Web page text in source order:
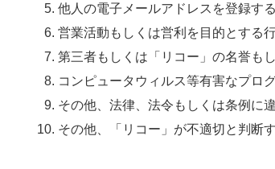
他人の電子メールアドレスを登録す
営業活動もしくは営利を目的とする
第三者もしくは「リコー」の名誉も
コンピュータウィルス等有害なプロ
その他、法律、法令もしくは条例に
その他、「リコー」が不適切と判断す